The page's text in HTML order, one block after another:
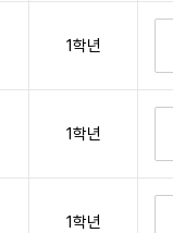
1학년
1학년
1학년